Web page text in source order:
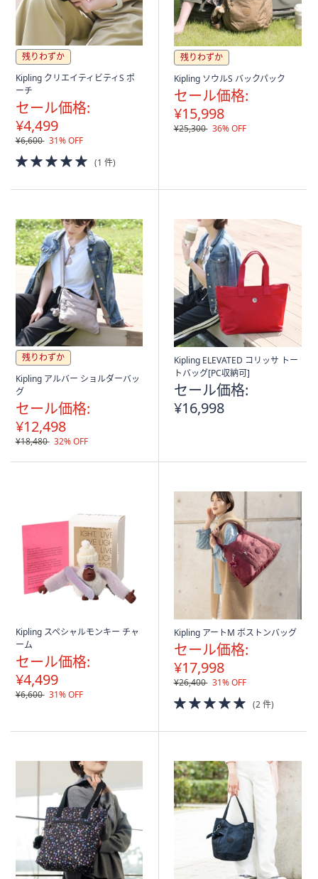
残りわずか
Kipling クリエイティビティS ポ
ーチ
セール価格:
¥4,499
¥6,600 31% OFF
5.0
of
(1 件)
残りわずか
Kipling ソウルS バックパック
セール価格:
¥15,998
¥25,300 36% OFF
残りわずか
Kipling アルバー ショルダーバッ
グ
セール価格:
¥12,498
¥18,480 32% OFF
Kipling ELEVATED コリッサ トー
トバッグ[PC収納可]
セール価格:
¥16,998
Kipling スペシャルモンキー チャ
ーム
セール価格:
¥4,499
¥6,600 31% OFF
Kipling アートM ボストンバッグ
セール価格:
¥17,998
¥26,400 31% OFF
5.0
of
(2 件)